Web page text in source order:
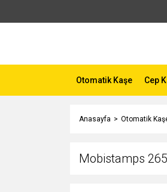
Otomatik Kaşe Cep
Anasayfa Otomatik
Mobistamps